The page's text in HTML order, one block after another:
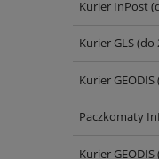
Kurier InPost
Kurier GLS(do
Kurier GEODIS
Paczkomaty
Kurier GEODIS